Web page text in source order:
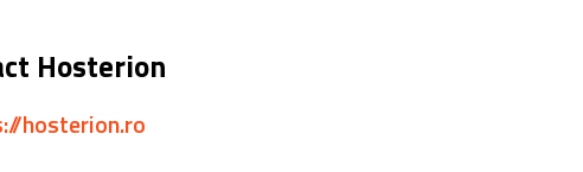
Hosterion
hosterion.ro